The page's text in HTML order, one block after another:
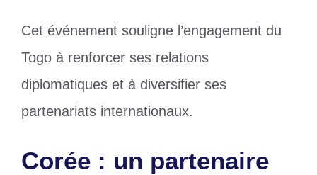
Cet événement souligne l’engagement du
Togo à renforcer ses relations
diplomatiques et à diversifier ses
partenariats internationaux.
Corée : un partenaire